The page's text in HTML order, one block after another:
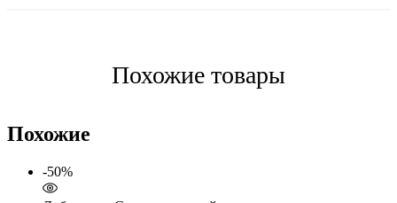
Похожие товары
Похожие
-50%